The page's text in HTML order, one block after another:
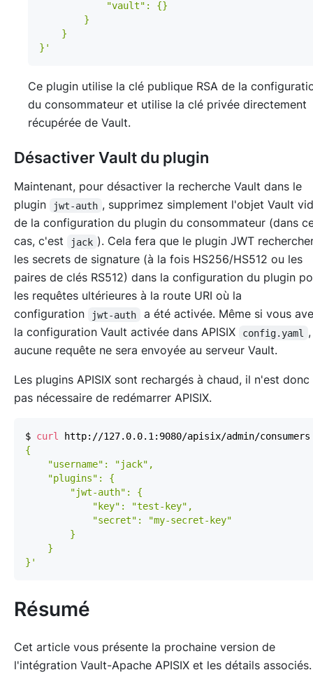
}'
Ce plugin utilise la clé publique RSA de la
du consommateur et utilise la clé privée directement
récupérée de Vault.
Désactiver Vault du plugin
Maintenant, pour désactiver la recherche Vault dans le
plugin
jwt-auth , supprimez simplement l'objet Vault
de la configuration du plugin du consommateur (dans
cas, c'est
jack ). Cela fera que le plugin JWT
les secrets de signature (à la fois HS256/HS512 ou les
paires de clés RS512) dans la configuration du plugin
les requêtes ultérieures à la route URI où la
configuration
jwt-auth
a été activée. Même si vous
la configuration Vault activée dans APISIX
config.yaml
aucune requête ne sera envoyée au serveur Vault.
Les plugins APISIX sont rechargés à chaud, il n'est donc
pas nécessaire de redémarrer APISIX.
$ curl http://127.0.0.1:9080/apisix/admin/
}'
Résumé
Cet article vous présente la prochaine version de
l'intégration Vault-Apache APISIX et les détails associés.